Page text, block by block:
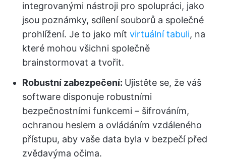
integrovanými nástroji pro spolupráci, jako
jsou poznámky, sdílení souborů a společné
prohlížení. Je to jako mít virtuální tabuli, na
které mohou všichni společně
brainstormovat a tvořit.
Robustní zabezpečení: Ujistěte se, že váš
software disponuje robustními
bezpečnostními funkcemi – šifrováním,
ochranou heslem a ovládáním vzdáleného
přístupu, aby vaše data byla v bezpečí před
zvědavýma očima.